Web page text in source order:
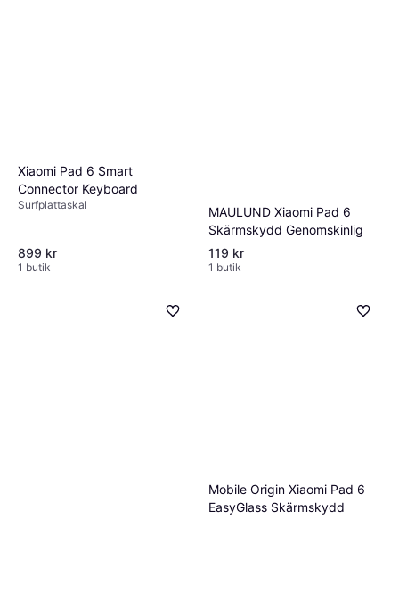
Xiaomi Pad 6 Smart
Connector Keyboard
Surfplattaskal
899 kr
1 butik
MAULUND Xiaomi Pad 6
Skärmskydd Genomskinlig
119 kr
1 butik
Mobile Origin Xiaomi Pad 6
EasyGlass Skärmskydd